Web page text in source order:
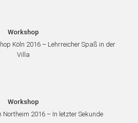
Workshop
Köln 2016 – Lehrreicher Spaß in der
Villa
Workshop
Northeim 2016 – In letzter Sekunde